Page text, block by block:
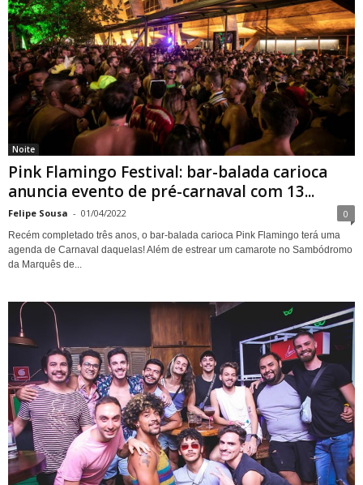
Noite
Pink Flamingo Festival: bar-balada carioca
anuncia evento de pré-carnaval com 13...
Felipe Sousa - 01/04/2022 0
Recém completado três anos, o bar-balada carioca Pink Flamingo terá uma
agenda de Carnaval daquelas! Além de estrear um camarote no Sambódromo
da Marquês de...